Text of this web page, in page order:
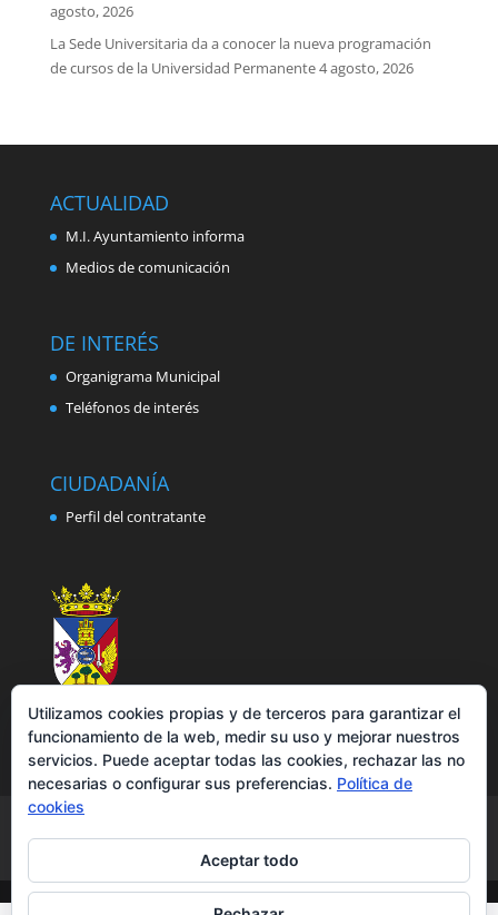
agosto, 2026
La Sede Universitaria da a conocer la nueva programación
de cursos de la Universidad Permanente4 agosto, 2026
ACTUALIDAD
M.I. Ayuntamiento informa
Medios de comunicación
DE INTERÉS
Organigrama Municipal
Teléfonos de interés
CIUDADANÍA
Perfil del contratante
Política de cookies
Accesibilidad
Utilizamos cookies propias y de terceros para garantizar el
funcionamiento de la web, medir su uso y mejorar nuestros
servicios. Puede aceptar todas las cookies, rechazar las no
necesarias o configurar sus preferencias. Política de
cookies
Aceptar todo